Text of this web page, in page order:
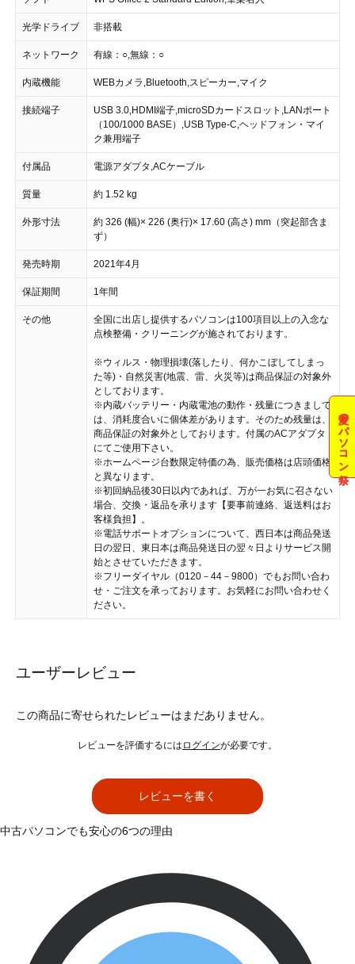
光学ドライブ 非搭載
ネットワーク 有線：○,無線：○
内蔵機能 WEBカメラ,Bluetooth,スピーカー,マイク
接続端子
USB 3.0,HDMI端子,microSDカードスロット,LANポート
（100/1000 BASE）,USB Type-C,ヘッドフォン・マイ
ク兼用端子
付属品 電源アダプタ,ACケーブル
質量 約 1.52 kg
外形寸法
約 326 (幅)× 226 (奥行)× 17.60 (高さ) mm（突起部含ま
ず）
発売時期 2021年4月
保証期間 1年間
その他
全国に出店し提供するパソコンは100項目以上の入念な
点検整備・クリーニングが施されております。
※ウィルス・物理損壊(落したり、何かこぼしてしまっ
た等)・自然災害(地震、雷、火災等)は商品保証の対象外
としております。
※内蔵バッテリー・内蔵電池の動作・残量につきまして
は、消耗度合いに個体差があります。そのため残量は、
商品保証の対象外としております。付属のACアダプタ
にてご使用下さい。
※ホームページ台数限定特価の為、販売価格は店頭価格
と異なります。
※初回納品後30日以内であれば、万が一お気に召さない
場合、交換・返品を承ります【要事前連絡、返送料はお
客様負担】。
※電話サポートオプションについて、西日本は商品発送
日の翌日、東日本は商品発送日の翌々日よりサービス開
始とさせていただきます。
※フリーダイヤル（0120－44－9800）でもお問い合わ
せ・ご注文を承っております。お気軽にお問い合わせく
ださい。
ユーザーレビュー
この商品に寄せられたレビューはまだありません。
レビューを評価するには ログインが必要です。
レビューを書く
夏のパソコン祭
中古パソコンでも安心の6つの理由